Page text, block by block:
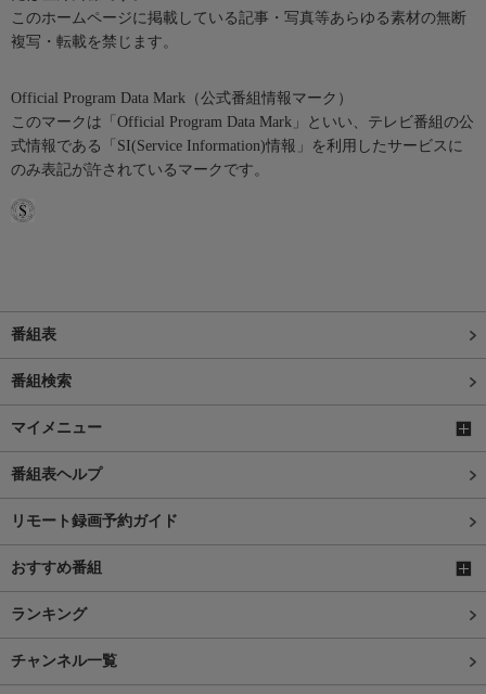
このホームページに掲載している記事・写真等あらゆる素材の無断
複写・転載を禁じます。
Official Program Data Mark（公式番組情報マーク）
このマークは「Official Program Data Mark」といい、テレビ番組の公
式情報である「SI(Service Information)情報」を利用したサービスに
のみ表記が許されているマークです。
番組表
番組検索
マイメニュー
番組表ヘルプ
リモート録画予約ガイド
おすすめ番組
ランキング
チャンネル一覧